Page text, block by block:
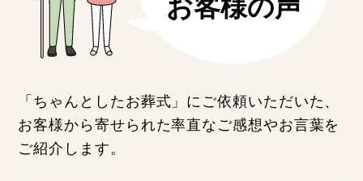
「ちゃんとしたお葬式」にご依頼いただいた、
お客様から寄せられた率直なご感想やお言葉を
ご紹介します。